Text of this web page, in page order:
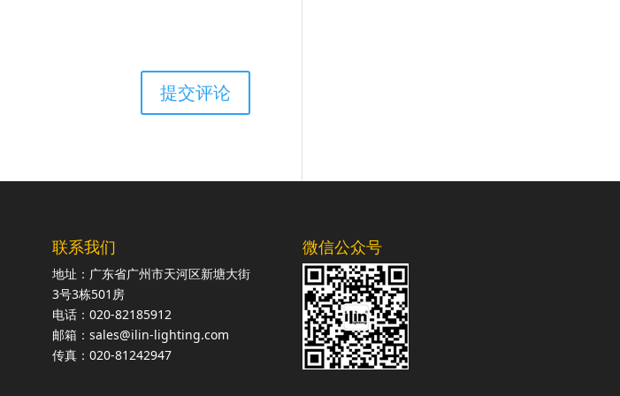
联系我们
地址：广东省广州市天河区新塘大街
3号3栋501房
电话：020-82185912
邮箱：sales@ilin-lighting.com
传真：020-81242947
微信公众号